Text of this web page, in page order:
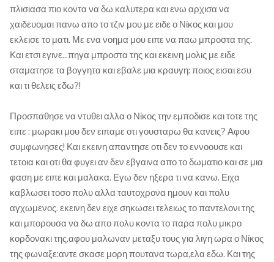
πλισιασα πιο κοντα να δω καλυτερα και ενω αρχισα να
χαιδευομαι πανω απο το τζιν μου με ειδε ο Νίκος και μου
εκλεισε το ματι. Με ενα νοημα μου ειπε να παω μπροστα της.
Και ετσι εγινε...πηγα μπροστα της και εκεινη μολις με ειδε
σταματησε τα βογγητα και εβαλε μια κραυγη: ποιος εισαι εσυ
και τι θελεις εδω?!
Προσπαθησε να ντυθει αλλα ο Νίκος την εμποδισε και τοτε της
ειπε : μωρακι μου δεν ειπαμε οτι γουσταρω θα κανεις? Αφου
συμφωνησες! Και εκεινη απαντησε οτι δεν το εννοουσε και
τετοια και οτι θα φυγει αν δεν εβγαινα απο το δωματιο και σε μια
φαση με ειπε και μαλακα. Εγω δεν ηξερα τι να κανω. Ειχα
καβλωσει τοσο πολυ αλλα ταυτοχρονα ημουν και πολυ
αγχωμενος. εκεινη δεν ειχε σηκωσει τελειως το παντελονι της
και μπορουσα να δω απο πολυ κοντα το παρα πολυ μικρο
κορδονακι της.αφου μαλωναν μεταξυ τους για λιγη ωρα ο Νίκος
της φωναξε:αντε σκασε μορη πουτανα τωρα,ελα εδω. Και της